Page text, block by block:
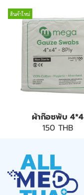
สินค้าใหม่
ผ้าก๊อซพับ 4*4
150 THB